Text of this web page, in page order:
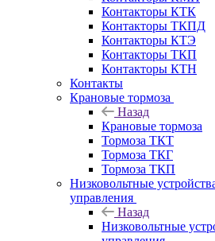
Контакторы КТК
Контакторы ТКПД
Контакторы КТЭ
Контакторы ТКП
Контакторы КТН
Контакты
Крановые тормоза
Назад
Крановые тормоза
Тормоза ТКТ
Тормоза ТКГ
Тормоза ТКП
Низковольтные
управления
Назад
Низковольтные